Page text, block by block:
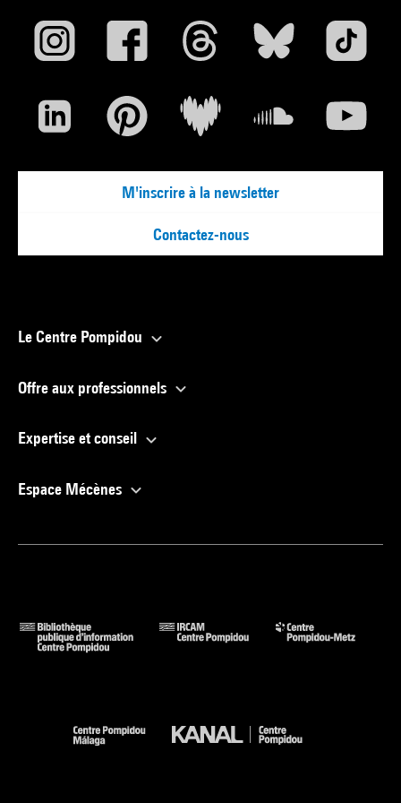
M'inscrire à la newsletter
Contactez-nous
Le Centre Pompidou
Offre aux professionnels
Expertise et conseil
Espace Mécènes